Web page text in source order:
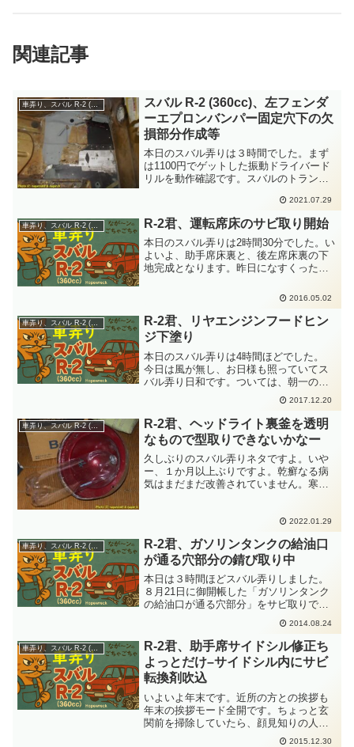
関連記事
車弄り、スバル R-2 (360cc)
スバル R-2 (360cc)、左フェンダ
ーエプロンバンパー固定穴下の欠
損部分作成等
本日のスバル弄りは３時間でした。まず
は1100円でゲットした振動ドライバード
リルを動作確認です。スバルのトランク
緩めてとしてみました。インパクトが凄
いですね。スバル車体が揺れ動きます。
って、私がドライバー...
2021.07.29
R-2君、運転席床のサビ取り開始
本日のスバル弄りは2時間30分でした。い
よいよ、助手席床裏と、後左席床裏の下
地完成となります。昨日になすくった薄
をジロジロと確認です。そりゃー、まだ
これでいいだろうとし...
2016.05.02
車弄り、スバル R-2 (360cc)
R-2君、リヤエンジンフードヒン
ジ下塗り
本日のスバル弄りは4時間ほどでした。
今日は風が無し、お日様も照っていてス
バル弄り日和です。ついては、朝一のメ
ール連絡仕事をさらりとすまし、以降は
スバル弄りにどっぷりと計画しました。
本日の目標は、リヤエンジンフードヒン
ジを下塗りして金赤色ま...
2017.12.20
R-2君、ヘッドライト裏釜を透明
なもので型取りできないかなー
久しぶりのスバル弄りネタですよ。いや
ー、１か月以上ぶりですよ。乾癬なる病
気はまだまだ改善されていません。寒空
きないのは続いてます。嫁の目も厳し
2022.01.29
車弄り、スバル R-2 (360cc)
R-2君、ガソリンタンクの給油口
が通る穴部分の錆び取り中
本日は３時間ほどスバル弄りしました。
８月21日に御開帳した「ガソリンタンク
の給油口が通る穴部分」をサビ取りで
す。まずは室内から見えているところを
攻めることにしました。リューターと、
サンドペーパーを使って、ひたすらサビ
落としなのです。今回の場...
2014.08.24
車弄り、スバル R-2 (360cc)
R-2君、助手席サイドシル修正ち
よっとだけ–サイドシル内にサビ
転換剤吹込
いよいよ年末です。近所の方との挨拶も
年末の挨拶モード全開です。ちょっと玄
関前を掃除していたら、顔見知りの人は
もちろんですが、きっと帰省した方がた
2015.12.30